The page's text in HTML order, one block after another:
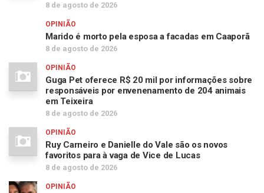
8 de agosto de 2026
OPINIÃO
Marido é morto pela esposa a facadas em Caaporã
8 de agosto de 2026
OPINIÃO
Guga Pet oferece R$ 20 mil por informações sobre
responsáveis por envenenamento de 204 animais
em Teixeira
8 de agosto de 2026
OPINIÃO
Ruy Carneiro e Danielle do Vale são os novos
favoritos para à vaga de Vice de Lucas
8 de agosto de 2026
OPINIÃO